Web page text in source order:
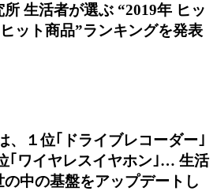
生活者が選ぶ “2019年 ヒッ
ット商品”ランキングを発表
、１位｢ドライブレコーダー｣
｢ワイヤレスイヤホン｣… 生活
中の基盤をアップデートし